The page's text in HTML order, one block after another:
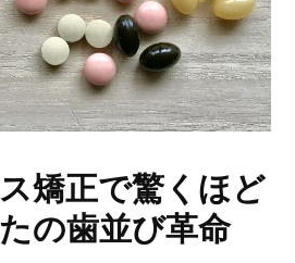
矯正で驚くほど
の歯並び革命